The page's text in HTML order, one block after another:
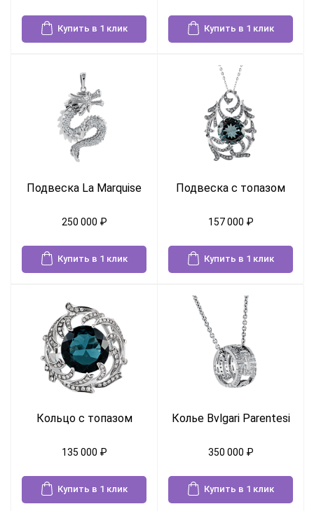
Купить в 1 клик Купить в 1 клик
Подвеска La Marquise
250 000 ₽
Купить в 1 клик
Подвеска с топазом
157 000 ₽
Купить в 1 клик
Кольцо с топазом
135 000 ₽
Купить в 1 клик
Колье Bvlgari Parentesi
350 000 ₽
Купить в 1 клик